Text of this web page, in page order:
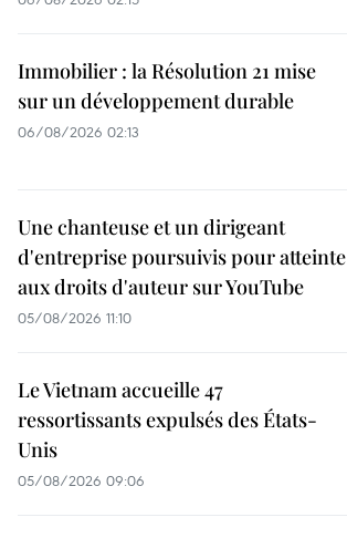
Immobilier : la Résolution 21 mise
sur un développement durable
06/08/2026 02:13
Une chanteuse et un dirigeant
d'entreprise poursuivis pour atteinte
aux droits d'auteur sur YouTube
05/08/2026 11:10
Le Vietnam accueille 47
ressortissants expulsés des États-
Unis
05/08/2026 09:06